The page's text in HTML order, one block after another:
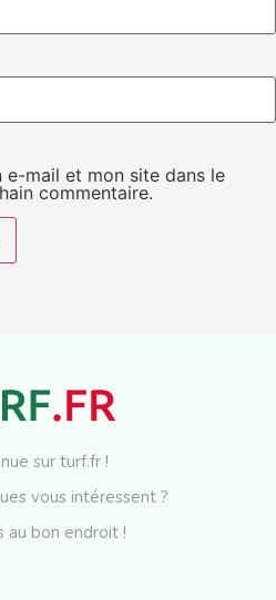
e-mail et mon site dans le
commentaire.
sur turf.fr !
vous intéressent ?
au bon endroit !